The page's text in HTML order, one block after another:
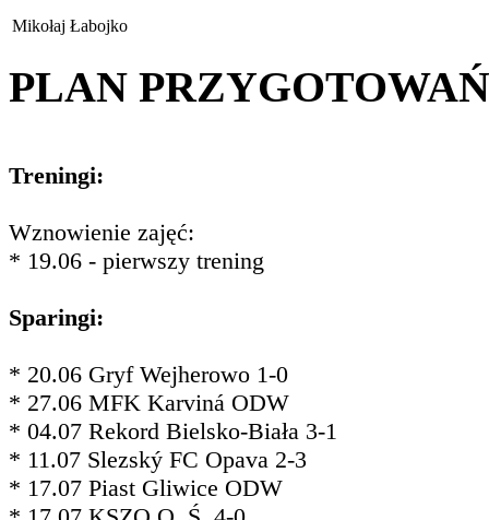
Mikołaj Łabojko
PLAN PRZYGOTOWAŃ
Treningi:
Wznowienie zajęć:
* 19.06 - pierwszy trening
Sparingi:
* 20.06 Gryf Wejherowo 1-0
* 27.06 MFK Karviná ODW
* 04.07 Rekord Bielsko-Biała 3-1
* 11.07 Slezský FC Opava 2-3
* 17.07 Piast Gliwice ODW